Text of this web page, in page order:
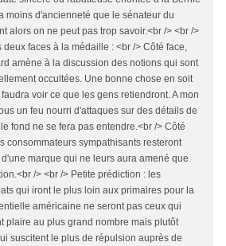
moins d'ancienneté que le sénateur du
alors on ne peut pas trop savoir.<br /> <br />
deux faces à la médaille : <br /> Côté face,
amène à la discussion des notions qui sont
occultées. Une bonne chose en soit
voir ce que les gens retiendront. A mon
un feu nourri d'attaques sur des détails de
fond ne se fera pas entendre.<br /> Côté
consommateurs sympathisants resteront
marque qui ne leurs aura amené que
/> <br /> Petite prédiction : les
qui iront le plus loin aux primaires pour la
américaine ne seront pas ceux qui
plaire au plus grand nombre mais plutôt
suscitent le plus de répulsion auprès de